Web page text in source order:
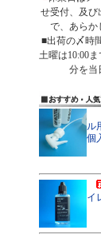
せ受付、及び
で、あらか
■出荷の〆時
土曜は10:00
分を当
ル
個
イ